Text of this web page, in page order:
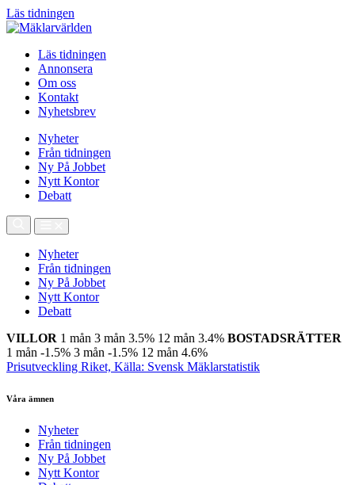
Läs tidningen
Läs tidningen
Annonsera
Om oss
Kontakt
Nyhetsbrev
Nyheter
Från tidningen
Ny På Jobbet
Nytt Kontor
Debatt
Nyheter
Från tidningen
Ny På Jobbet
Nytt Kontor
Debatt
VILLOR 1 mån 3 mån 3.5% 12 mån 3.4% BOSTADSRÄTTER
1 mån -1.5% 3 mån -1.5% 12 mån 4.6%
Prisutveckling Riket, Källa: Svensk Mäklarstatistik
Våra ämnen
Nyheter
Från tidningen
Ny På Jobbet
Nytt Kontor